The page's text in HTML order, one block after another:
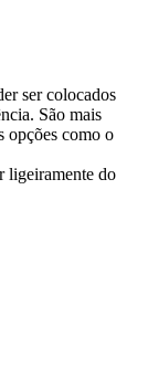
ser colocados
São mais
opções como o
ligeiramente do